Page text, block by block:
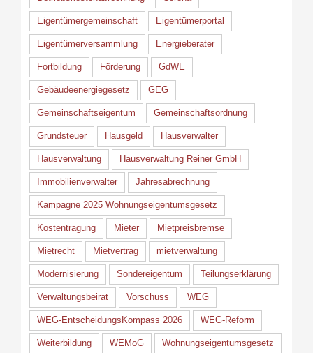
Eigentümergemeinschaft Eigentümerportal
Eigentümerversammlung Energieberater
Fortbildung Förderung GdWE
Gebäudeenergiegesetz GEG
Gemeinschaftseigentum Gemeinschaftsordnung
Grundsteuer Hausgeld Hausverwalter
Hausverwaltung Hausverwaltung Reiner GmbH
Immobilienverwalter Jahresabrechnung
Kampagne 2025 Wohnungseigentumsgesetz
Kostentragung Mieter Mietpreisbremse
Mietrecht Mietvertrag mietverwaltung
Modernisierung Sondereigentum Teilungserklärung
Verwaltungsbeirat Vorschuss WEG
WEG-EntscheidungsKompass 2026 WEG-Reform
Weiterbildung WEMoG Wohnungseigentumsgesetz